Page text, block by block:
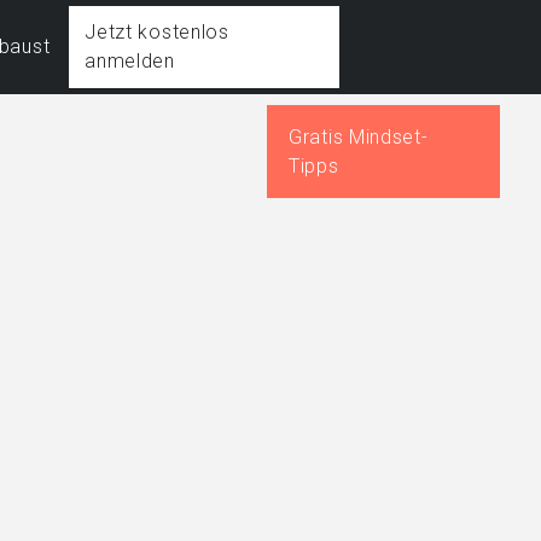
Jetzt kostenlos
anmelden
Gratis Mindset-
Tipps